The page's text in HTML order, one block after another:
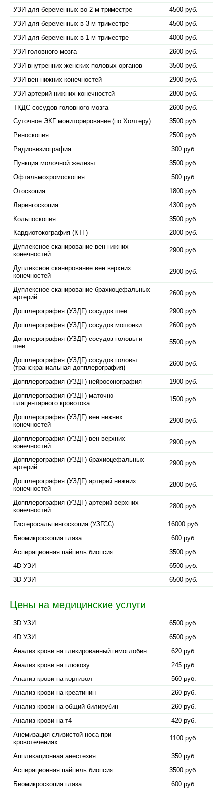
УЗИ для беременных во 2-м триместре
4500 руб.
УЗИ для беременных в 3-м триместре
4500 руб.
УЗИ для беременных в 1-м триместре
4000 руб.
УЗИ головного мозга
2600 руб.
УЗИ внутренних женских половых органов
3500 руб.
УЗИ вен нижних конечностей
2900 руб.
УЗИ артерий нижних конечностей
2800 руб.
ТКДС сосудов головного мозга
2600 руб.
Суточное ЭКГ мониторирование (по Холтеру)
3500 руб.
Риноскопия
2500 руб.
Радиовизиография
300 руб.
Пункция молочной железы
3500 руб.
Офтальмохромоскопия
500 руб.
Отоскопия
1800 руб.
Ларингоскопия
4300 руб.
Кольпоскопия
3500 руб.
Кардиотокография (КТГ)
2000 руб.
Дуплексное сканирование вен нижних
конечностей
2900 руб.
Дуплексное сканирование вен верхних
конечностей
2900 руб.
Дуплексное сканирование брахиоцефальных
артерий
2600 руб.
Допплерография (УЗДГ) сосудов шеи
2900 руб.
Допплерография (УЗДГ) сосудов мошонки
2600 руб.
Допплерография (УЗДГ) сосудов головы и
шеи
5500 руб.
Допплерография (УЗДГ) сосудов головы
(транскраниальная допплерография)
2600 руб.
Допплерография (УЗДГ) нейросонография
1900 руб.
Допплерография (УЗДГ) маточно-
плацентарного кровотока
1500 руб.
Допплерография (УЗДГ) вен нижних
конечностей
2900 руб.
Допплерография (УЗДГ) вен верхних
конечностей
2900 руб.
Допплерография (УЗДГ) брахиоцефальных
артерий
2900 руб.
Допплерография (УЗДГ) артерий нижних
конечностей
2800 руб.
Допплерография (УЗДГ) артерий верхних
конечностей
2800 руб.
Гистеросальпингоскопия (УЗГСС)
16000 руб.
Биомикроскопия глаза
600 руб.
Аспирационная пайпель биопсия
3500 руб.
4D УЗИ
6500 руб.
3D УЗИ
6500 руб.
Цены на медицинские услуги
3D УЗИ
6500 руб.
4D УЗИ
6500 руб.
Анализ крови на гликированный гемоглобин
620 руб.
Анализ крови на глюкозу
245 руб.
Анализ крови на кортизол
560 руб.
Анализ крови на креатинин
260 руб.
Анализ крови на общий билирубин
260 руб.
Анализ крови на т4
420 руб.
Анемизация слизистой носа при
кровотечениях
1100 руб.
Аппликационная анестезия
350 руб.
Аспирационная пайпель биопсия
3500 руб.
Биомикроскопия глаза
600 руб.